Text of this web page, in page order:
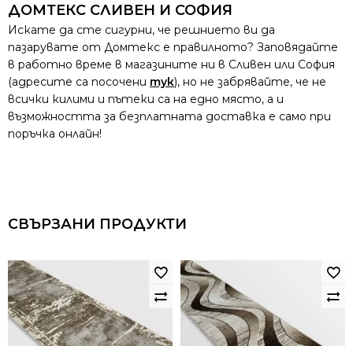
ДОМТЕКС СЛИВЕН И СОФИЯ
Искате да сте сигурни, че решнието ви да
пазарувате от Домтекс е правилното? Заповядайте
в работно време в магазините ни в Сливен или София
(адресите са посочени тук), но не забрявайте, че не
всички килими и пътеки са на едно място, а и
възможността за безплатната доставка е само при
поръчка онлайн!
СВЪРЗАНИ ПРОДУКТИ